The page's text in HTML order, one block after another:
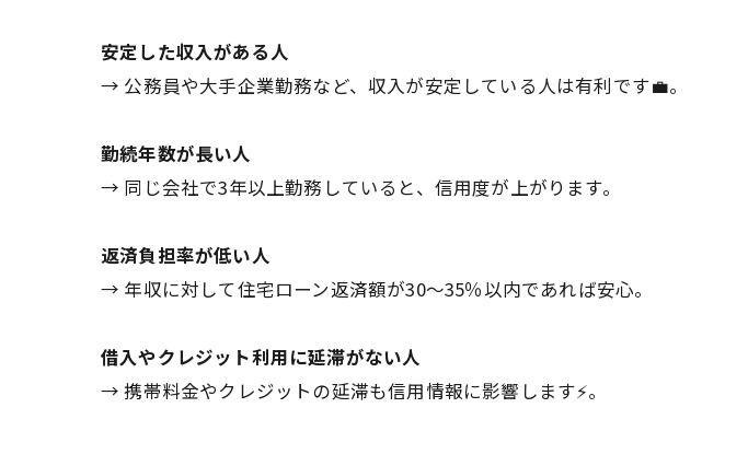
安定した収入がある人
→ 公務員や大手企業勤務など、収入が安定している人は有利です💼。
勤続年数が長い人
→ 同じ会社で3年以上勤務していると、信用度が上がります。
返済負担率が低い人
→ 年収に対して住宅ローン返済額が30〜35％以内であれば安心。
借入やクレジット利用に延滞がない人
→ 携帯料金やクレジットの延滞も信用情報に影響します⚡。